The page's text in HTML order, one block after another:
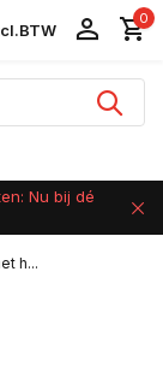
BTW
0
Nu bij dé
h...